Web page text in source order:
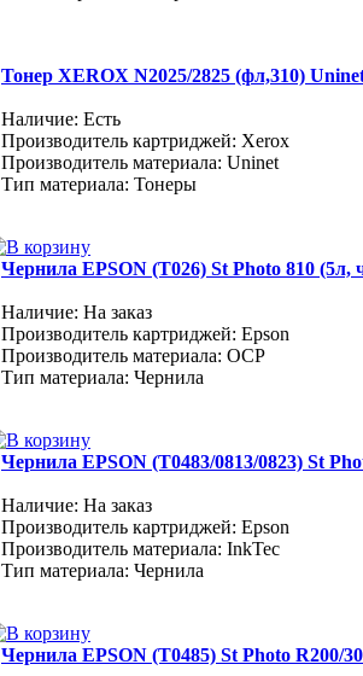
Тонер XEROX N2025/2825 (фл,310)
Наличие: Есть
Производитель картриджей: Xerox
Производитель материала: Uninet
Тип материала: Тонеры
Чернила EPSON (Т026) St Photo 810 (5л,
Наличие: На заказ
Производитель картриджей: Epson
Производитель материала: OCP
Тип материала: Чернила
Чернила EPSON (Т0483/0813/0823) St
Наличие: На заказ
Производитель картриджей: Epson
Производитель материала: InkTec
Тип материала: Чернила
Чернила EPSON (Т0485) St Photo R200/